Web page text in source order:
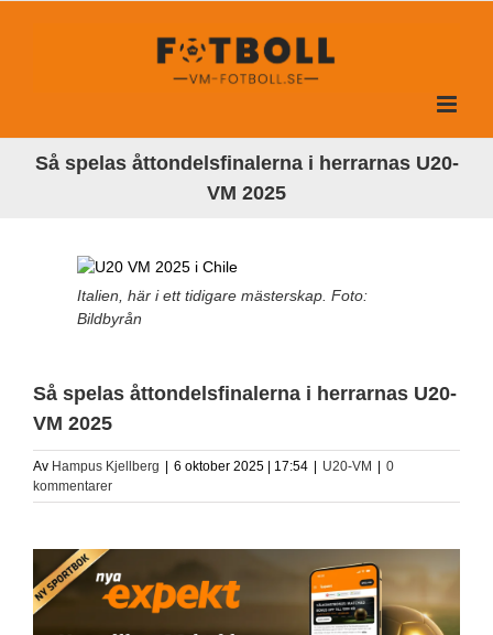
Så spelas åttondelsfinalerna i herrarnas U20-
VM 2025
Italien, här i ett tidigare mästerskap. Foto:
Bildbyrån
Så spelas åttondelsfinalerna i herrarnas U20-
VM 2025
Av Hampus Kjellberg | 6 oktober 2025 | 17:54 | U20-VM | 0
kommentarer